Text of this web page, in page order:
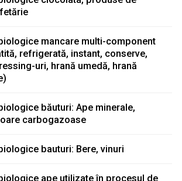
mancare multi-component
refrigerată, instant, conserve,
uri, hrană umedă, hrană
băuturi: Ape minerale,
carbogazoase
bauturi: Bere, vinuri
ape utilizate în procesul de